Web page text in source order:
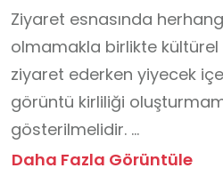
Ziyaret esnasında
olmamakla birlikte
ziyaret ederken yiyecek
görüntü kirliliği
gösterilmelidir.
Hava sıcaklığına bağlı
Daha Fazla Görüntüle